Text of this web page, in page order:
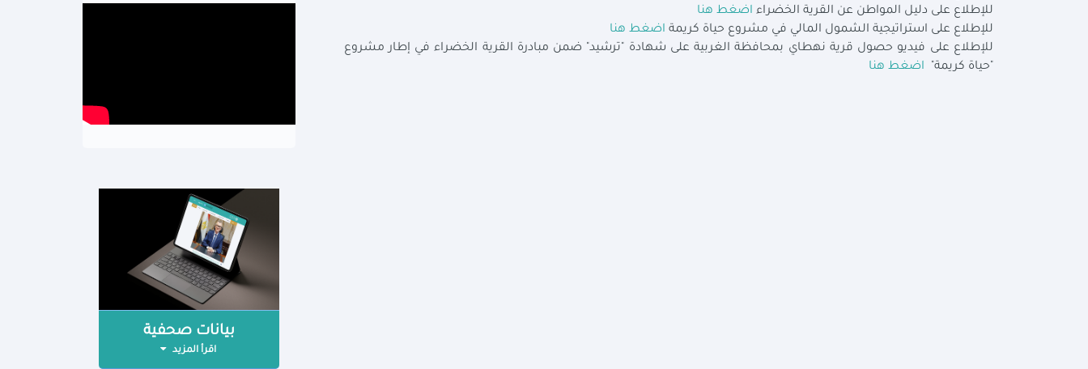
للإطلاع على دليل المواطن عن القرية الخضراء اضغط هنا
للإطلاع على استراتيجية الشمول المالي في مشروع حياة كريمة اضغط هنا
للإطلاع على فيديو حصول قرية نهطاي بمحافظة الغربية على شهادة "ترشيد" ضمن مبادرة القرية الخضراء في إطار مشروع
"حياة كريمة" اضغط هنا
بيانات صحفية
اقرأ المزيد